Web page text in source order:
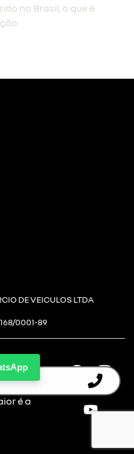
no Brasil, o que é
DE VEICULOS LTDA
0001-89
é a